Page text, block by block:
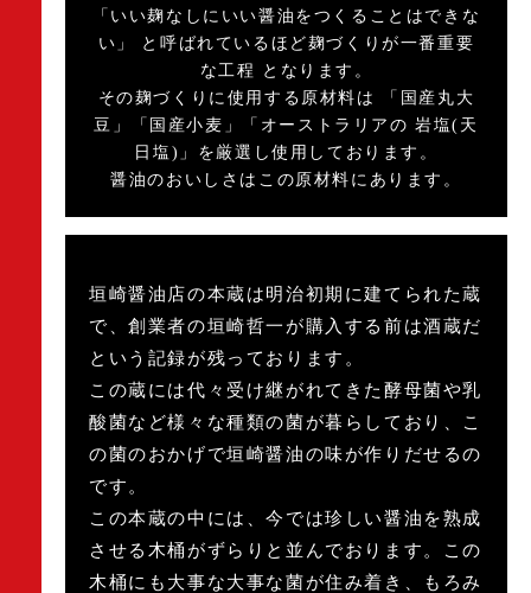
「いい麹なしにいい醤油をつくることはできな
い」 と呼ばれているほど麹づくりが一番重要
な工程 となります。
その麹づくりに使用する原材料は 「国産丸大
豆」「国産小麦」「オーストラリアの 岩塩(天
日塩)」を厳選し使用しております。
醤油のおいしさはこの原材料にあります。
垣崎醤油店の本蔵は明治初期に建てられた蔵
で、創業者の垣崎哲一が購入する前は酒蔵だ
という記録が残っております。
この蔵には代々受け継がれてきた酵母菌や乳
酸菌など様々な種類の菌が暮らしており、こ
の菌のおかげで垣崎醤油の味が作りだせるの
です。
この本蔵の中には、今では珍しい醤油を熟成
させる木桶がずらりと並んでおります。この
木桶にも大事な大事な菌が住み着き、もろみ